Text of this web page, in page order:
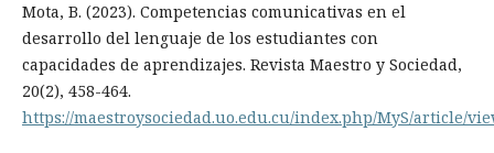
Mota, B. (2023). Competencias comunicativas en el
desarrollo del lenguaje de los estudiantes con
capacidades de aprendizajes. Revista Maestro y Sociedad,
20(2), 458-464.
https://maestroysociedad.uo.edu.cu/index.php/MyS/article/